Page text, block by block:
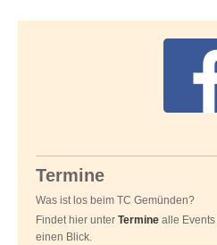
Termine
Was ist los beim TC Gemünden?
Findet hier unter Termine alle
einen Blick.